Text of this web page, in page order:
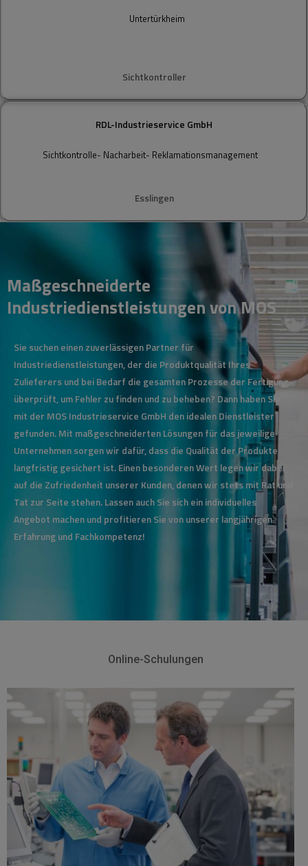
Untertürkheim
Sichtkontroller
RDL-Industrieservice GmbH
Sichtkontrolle- Nacharbeit- Reklamationsmanagement
Esslingen
Maßgeschneiderte
Industriedienstleistungen von MOS
Sie suchen einen zuverlässigen Partner für
Industriedienstleistungen, der die Produktqualität Ihres
Zulieferers und bei Bedarf die gesamten Prozesse der Fertigung
überprüft, um Fehler zu finden und zu beheben? Dann haben Sie
mit der MOS Industrieservice GmbH den idealen Dienstleister
gefunden. Mit maßgeschneiderten Lösungen für das jeweilige
Unternehmen sorgen wir dafür, dass die Qualität der Produkte
langfristig gesichert ist. Einen besonderen Wert legen wir dabei
auf die Zufriedenheit unserer Kunden, denen wir stets mit Rat und
Tat zur Seite stehen. Lassen auch Sie sich ein individuelles
Angebot machen und profitieren Sie von unserer langjährigen
Erfahrung und Fachkompetenz!
Online-Schulungen